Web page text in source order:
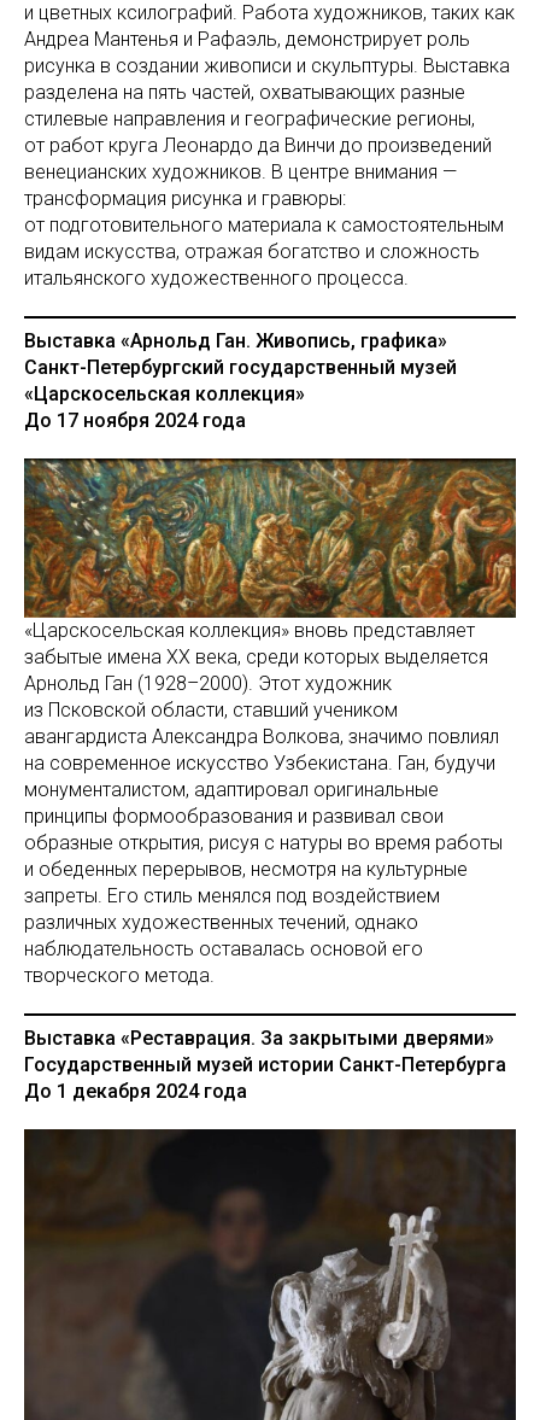
и цветных ксилографий. Работа художников, таких как
Андреа Мантенья и Рафаэль, демонстрирует роль
рисунка в создании живописи и скульптуры. Выставка
разделена на пять частей, охватывающих разные
стилевые направления и географические регионы,
от работ круга Леонардо да Винчи до произведений
венецианских художников. В центре внимания —
трансформация рисунка и гравюры:
от подготовительного материала к самостоятельным
видам искусства, отражая богатство и сложность
итальянского художественного процесса.
Выставка «Арнольд Ган. Живопись, графика»
Санкт-Петербургский государственный музей
«Царскосельская коллекция»
До 17 ноября 2024 года
«Царскосельская коллекция» вновь представляет
забытые имена XX века, среди которых выделяется
Арнольд Ган (1928–2000). Этот художник
из Псковской области, ставший учеником
авангардиста Александра Волкова, значимо повлиял
на современное искусство Узбекистана. Ган, будучи
монументалистом, адаптировал оригинальные
принципы формообразования и развивал свои
образные открытия, рисуя с натуры во время работы
и обеденных перерывов, несмотря на культурные
запреты. Его стиль менялся под воздействием
различных художественных течений, однако
наблюдательность оставалась основой его
творческого метода.
Выставка «Реставрация. За закрытыми дверями»
Государственный музей истории Санкт-Петербурга
До 1 декабря 2024 года